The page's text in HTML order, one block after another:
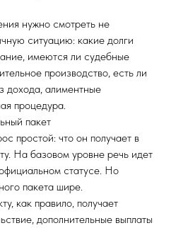
нужно смотреть не
ситуацию: какие долги
имеются ли судебные
производство, есть ли
дохода, алиментные
процедура.
пакет
простой: что он получает в
На базовом уровне речь идет
статусе. Но
пакета шире.
как правило, получает
дополнительные выплаты